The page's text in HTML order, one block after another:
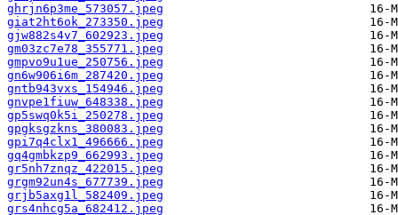
ghrjn6p3me_573057.jpeg
giat2ht6ok_273350.jpeg
gjw882s4v7_602923.jpeg
gm03zc7e78_355771.jpeg
gmpvo9u1ue_250756.jpeg
gn6w906i6m_287420.jpeg
gntb943vxs_154946.jpeg
gnvpe1fiuw_648338.jpeg
gp5swq0k5i_250278.jpeg
gpgksgzkns_380083.jpeg
gpi7q4clx1_496666.jpeg
gq4gmbkzp9_662993.jpeg
gr5nh7znqz_422015.jpeg
grgm92un4s_677739.jpeg
grjb5axg1l_582409.jpeg
grs4nhcg5a_682412.jpeg